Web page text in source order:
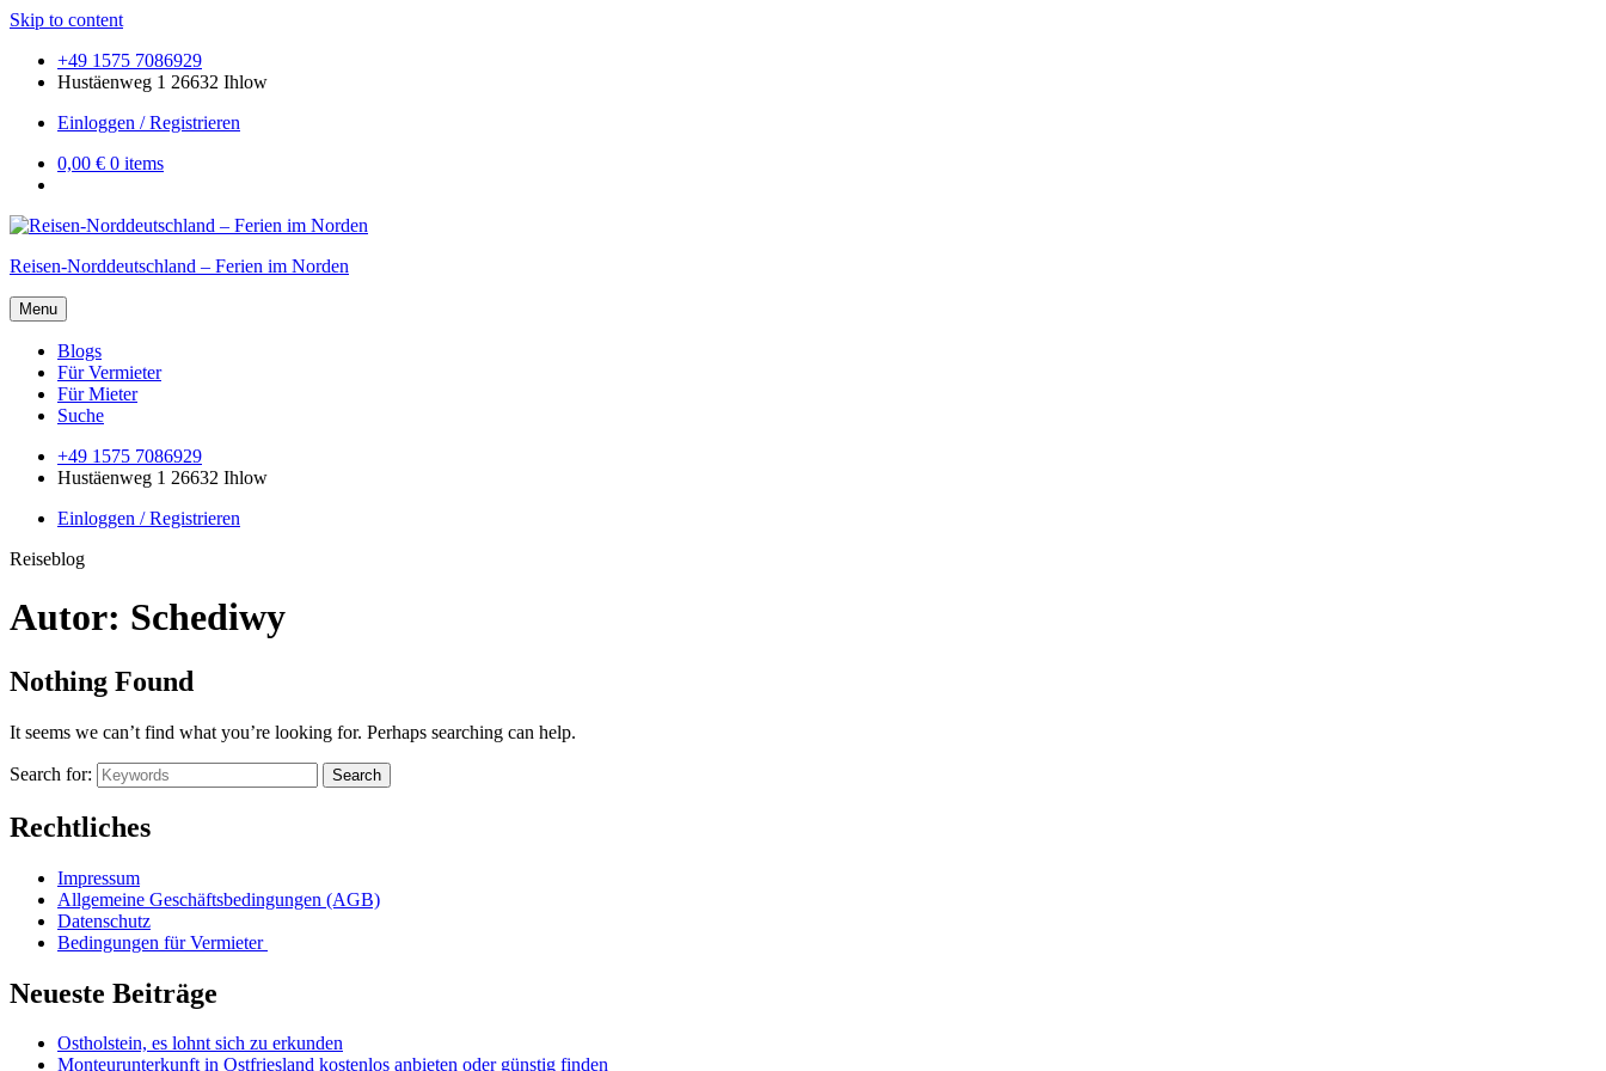
Skip to content
+49 1575 7086929
Hustäenweg 1 26632 Ihlow
Einloggen / Registrieren
0,00 € 0 items
Reisen-Norddeutschland – Ferien im Norden
Menu
Blogs
Für Vermieter
Für Mieter
Suche
+49 1575 7086929
Hustäenweg 1 26632 Ihlow
Einloggen / Registrieren
Reiseblog
Autor: Schediwy
Nothing Found
It seems we can’t find what you’re looking for. Perhaps searching can help.
Search for: Search
Rechtliches
Impressum
Allgemeine Geschäftsbedingungen (AGB)
Datenschutz
Bedingungen für Vermieter
Neueste Beiträge
Ostholstein, es lohnt sich zu erkunden
Monteurunterkunft in Ostfriesland kostenlos anbieten oder günstig finden